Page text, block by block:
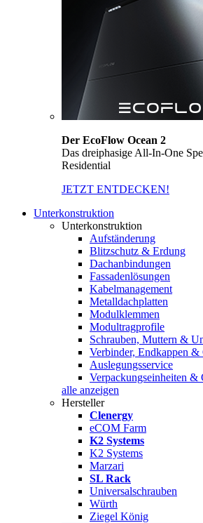
Der EcoFlow Ocean 2
Das dreiphasige All-In-One
Residential
JETZT ENTDECKEN!
Unterkonstruktion
Unterkonstruktion
Aufständerung
Blitzschutz & Erdung
Dachanbindungen
Fassadenlösungen
Kabelmanagement
Metalldachplatten
Modulklemmen
Modultragprofile
Schrauben, Muttern &
Verbinder, Endkappen &
Auslegungsservice
Verpackungseinheiten &
alle anzeigen
Hersteller
Clenergy
eCOM Farm
K2 Systems
K2 Systems
Marzari
SL Rack
Universalschrauben
Würth
Ziegel König